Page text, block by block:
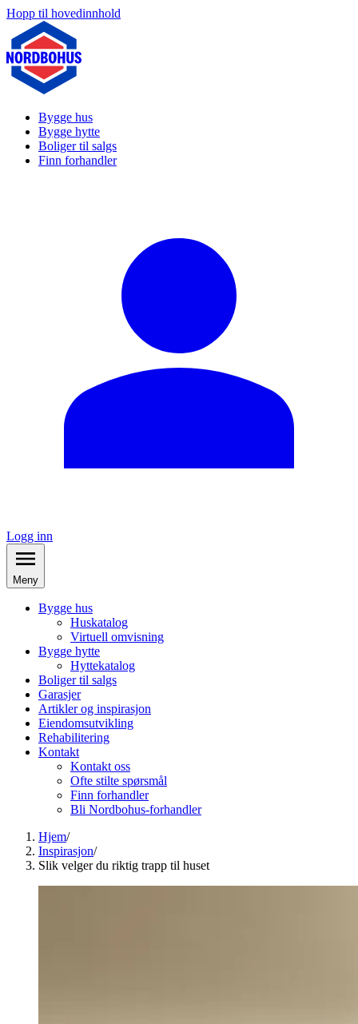
Hopp til hovedinnhold
Bygge hus
Bygge hytte
Boliger til salgs
Finn forhandler
Logg inn
Meny
Bygge hus
Huskatalog
Virtuell omvisning
Bygge hytte
Hyttekatalog
Boliger til salgs
Garasjer
Artikler og inspirasjon
Eiendomsutvikling
Rehabilitering
Kontakt
Kontakt oss
Ofte stilte spørsmål
Finn forhandler
Bli Nordbohus-forhandler
Hjem/
Inspirasjon/
Slik velger du riktig trapp til huset